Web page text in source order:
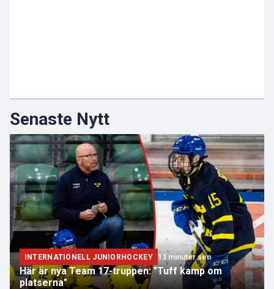
Senaste Nytt
INTERNATIONELL JUNIORHOCKEY 13 minuter sen
Här är nya Team 17-truppen: "Tuff kamp om
platserna"